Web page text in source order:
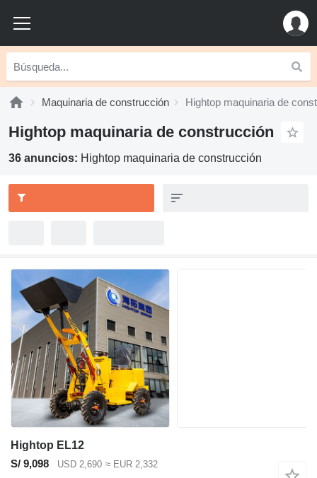
Maquinaria de construcción Hightop maquinaria de
Hightop maquinaria de construcción
36 anuncios: Hightop maquinaria de construcción
Hightop EL12
S/ 9,098
USD 2,690 ≈ EUR 2,332